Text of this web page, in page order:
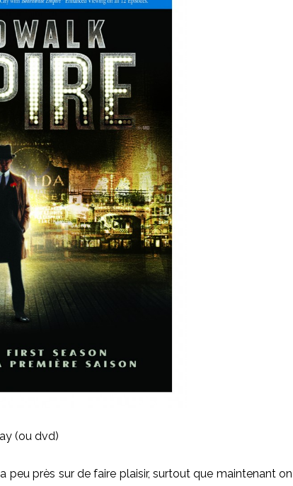
(ou dvd)
peu près sur de faire plaisir, surtout que maintenant on